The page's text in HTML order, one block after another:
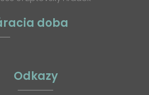
doba
Odkazy